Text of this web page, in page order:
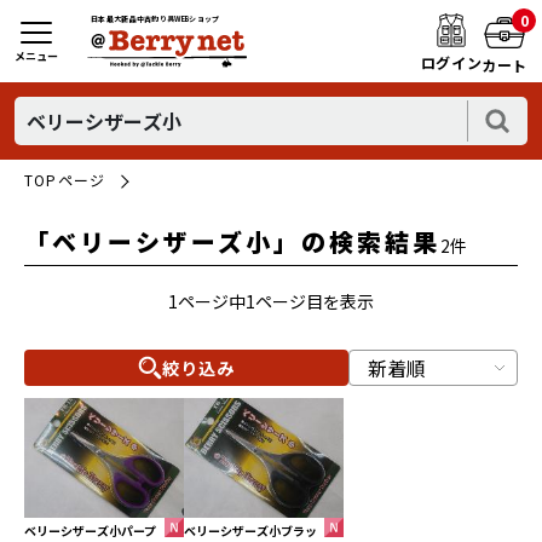
日本最大新品中古釣り具WEBショップ
ログイン
0
カート
メニュー
TOPページ
「ベリーシザーズ小」の検索結果 2件
1ページ中1ページ目を表示
絞り込み
ベリーシザーズ小パープ
ベリーシザーズ小ブラッ